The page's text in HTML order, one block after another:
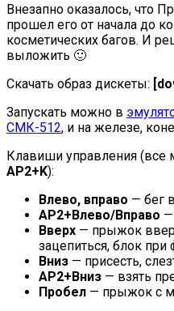
Внезапно оказалось, что
прошел его от начала до
косметических багов. И
выложить 🙂
Скачать образ дискеты:
Запускать можно в
СМК-512, и на железе,
Клавиши управления (все
АР2+K):
Влево, вправо — бег
АР2+Влево/Вправо
Вверх — прыжок
зацепиться, блок при
Вниз — присесть,
АР2+Вниз — взять
Пробел — прыжок с